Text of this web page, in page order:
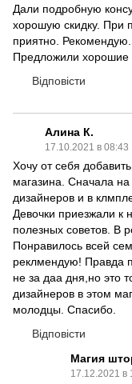
Дали подробную
хорошую скидку. При
приятно. Рекомендую.
Предложили хорошие
Відповісти
Алина К.
17.10.2021 в 08:43
Хочу от себя
магазина. Сначала
дизайнеров и в
Девочки приезжали
полезных советов. В
Понравилось всей
реклмендую! Правда
не за даа дня,но это
дизайнеров в этом
молодцы. Спасибо.
Відповісти
Магия
17.12.2021 в